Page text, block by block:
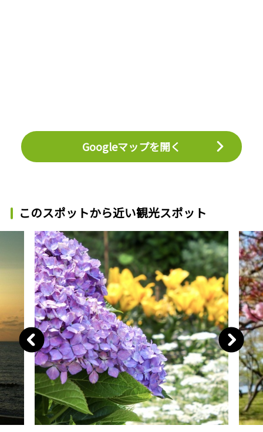
Googleマップを開く
このスポットから近い観光スポット